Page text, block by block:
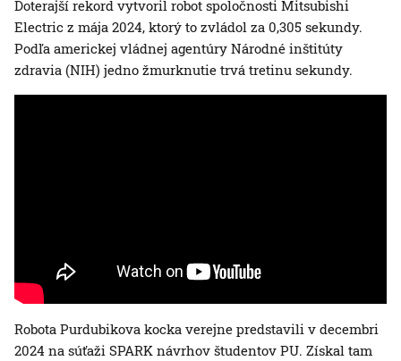
Doterajší rekord vytvoril robot spoločnosti Mitsubishi
Electric z mája 2024, ktorý to zvládol za 0,305 sekundy.
Podľa americkej vládnej agentúry Národné inštitúty
zdravia (NIH) jedno žmurknutie trvá tretinu sekundy.
Robota Purdubikova kocka verejne predstavili v decembri
2024 na súťaži SPARK návrhov študentov PU. Získal tam